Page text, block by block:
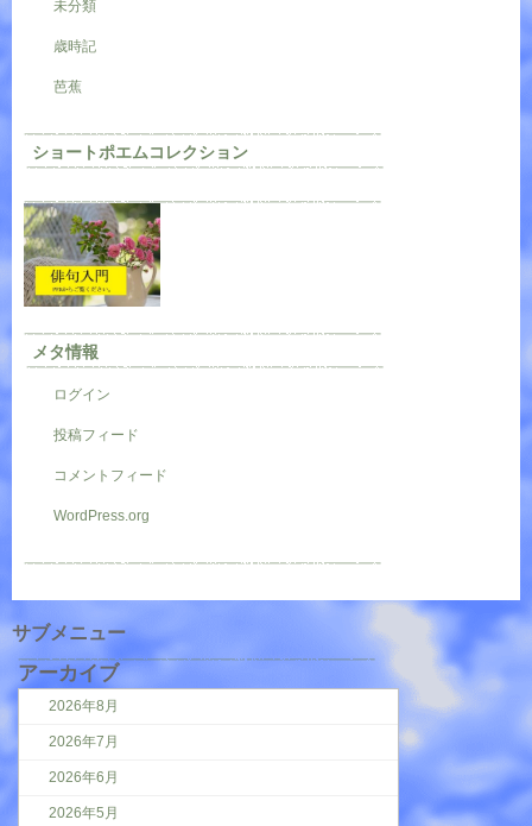
未分類
歳時記
芭蕉
ショートポエムコレクション
メタ情報
ログイン
投稿フィード
コメントフィード
WordPress.org
サブメニュー
アーカイブ
2026年8月
2026年7月
2026年6月
2026年5月